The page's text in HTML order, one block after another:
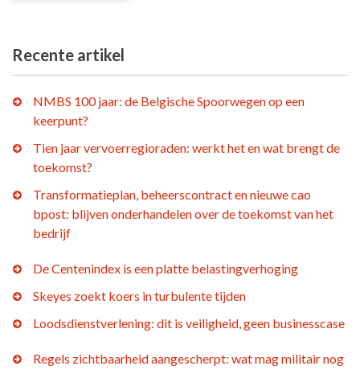
Recente artikel
NMBS 100 jaar: de Belgische Spoorwegen op een
keerpunt?
Tien jaar vervoerregioraden: werkt het en wat brengt de
toekomst?
Transformatieplan, beheerscontract en nieuwe cao
bpost: blijven onderhandelen over de toekomst van het
bedrijf
De Centenindex is een platte belastingverhoging
Skeyes zoekt koers in turbulente tijden
Loodsdienstverlening: dit is veiligheid, geen businesscase
Regels zichtbaarheid aangescherpt: wat mag militair nog